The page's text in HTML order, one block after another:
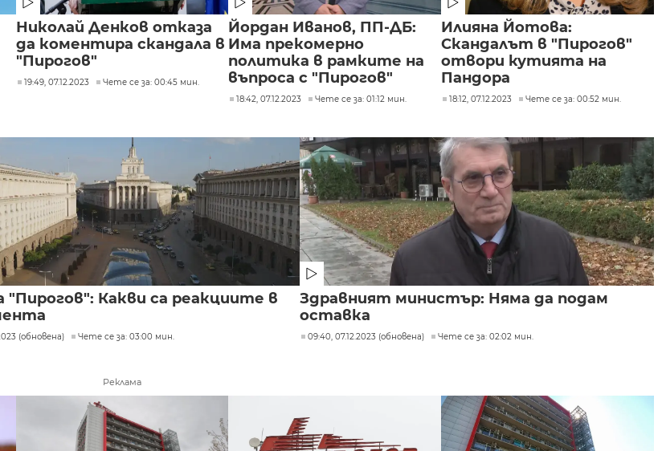
Николай Денков отказа
да коментира скандала в
"Пирогов"
19:49, 07.12.2023 Чете се за: 00:45 мин.
Йордан Иванов, ПП-ДБ:
Има прекомерно
политика в рамките на
въпроса с "Пирогов"
18:42, 07.12.2023 Чете се за: 01:12 мин.
Илияна Йотова:
Скандалът в "Пирогов"
отвори кутията на
Пандора
18:12, 07.12.2023 Чете се за: 00:52 мин.
"Пирогов": Какви са реакциите в
(обновена) Чете се за: 03:00 мин.
Здравният министър: Няма да подам
оставка
09:40, 07.12.2023 (обновена) Чете се за: 02:02 мин.
Реклама